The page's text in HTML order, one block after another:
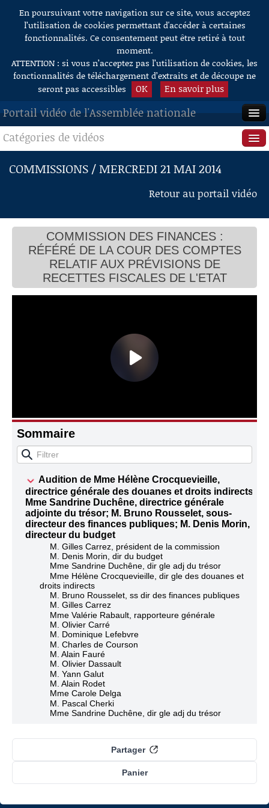
Aller au contenu
En poursuivant votre navigation sur ce site, vous acceptez
l’utilisation de cookies permettant d'accéder à certaines
fonctionnalités. Ce consentement peut être retiré à tout
moment.
ATTENTION : si vous n’acceptez pas l’utilisation de cookies, les
fonctionnalités de téléchargement d’extraits et de découpe ne
seront pas accessibles
OK En savoir plus
Portail vidéo de l'Assemblée nationale
ACCUEIL
EN DIRECT
RECHERCHE
AIDE À LA DÉCOUPE
DE VIDÉOS
Catégories de vidéos
Séance publique
Questions au Gouvernement
Commissions
Présidence
Évènements
Connaissance, Histoire
COMMISSIONS / MERCREDI 21 MAI 2014
Retour au portail vidéo
COMMISSION DES FINANCES :
RÉFÉRÉ DE LA COUR DES COMPTES
RELATIF AUX PRÉVISIONS DE
RECETTES FISCALES DE L'ETAT
Sommaire
Audition de Mme Hélène Crocquevieille,
directrice générale des douanes et droits indirects;
Mme Sandrine Duchêne, directrice générale
adjointe du trésor; M. Bruno Rousselet, sous-
directeur des finances publiques; M. Denis Morin,
directeur du budget
M. Gilles Carrez, président de la commission
M. Denis Morin, dir du budget
Mme Sandrine Duchêne, dir gle adj du trésor
Mme Hélène Crocquevieille, dir gle des douanes et
droits indirects
M. Bruno Rousselet, ss dir des finances publiques
M. Gilles Carrez
Mme Valérie Rabault, rapporteure générale
M. Olivier Carré
M. Dominique Lefebvre
M. Charles de Courson
M. Alain Fauré
M. Olivier Dassault
M. Yann Galut
M. Alain Rodet
Mme Carole Delga
M. Pascal Cherki
Mme Sandrine Duchêne, dir gle adj du trésor
M. Bruno Rousselet, ss dir des finances publiques
Panier
Partager